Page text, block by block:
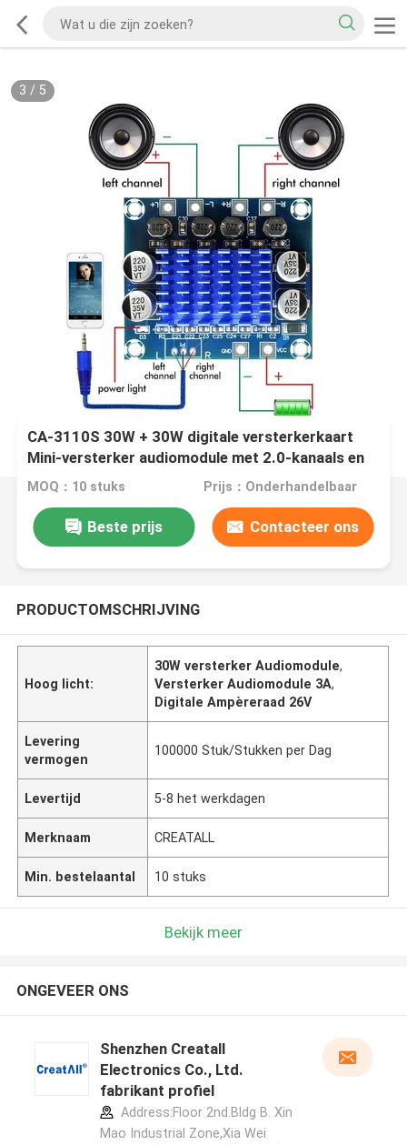
3 / 5
CA-3110S 30W + 30W digitale versterkerkaart
Mini-versterker audiomodule met 2.0-kanaals en
DC 8-26V-vermogen
MOQ：10 stuks Prijs：Onderhandelbaar
Beste prijs Contacteer ons
PRODUCTOMSCHRIJVING
Hoog licht:
30W versterker Audiomodule,
Versterker Audiomodule 3A,
Digitale Ampèreraad 26V
Levering
vermogen
100000 Stuk/Stukken per Dag
Levertijd 5-8 het werkdagen
Merknaam CREATALL
Min. bestelaantal 10 stuks
Bekijk meer
ONGEVEER ONS
Shenzhen Creatall
Electronics Co., Ltd.
fabrikant profiel
Address:Floor 2nd.Bldg B. Xin
Mao Industrial Zone,Xia Wei